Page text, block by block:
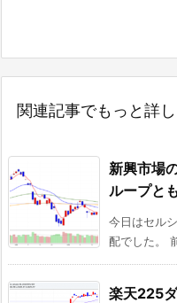
関連記事でもっと詳し
新興市場
ループと
今日はセル
配でした。
楽天225